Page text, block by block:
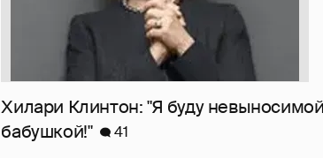
Хилари Клинтон: "Я буду невыносимой
бабушкой!"
41